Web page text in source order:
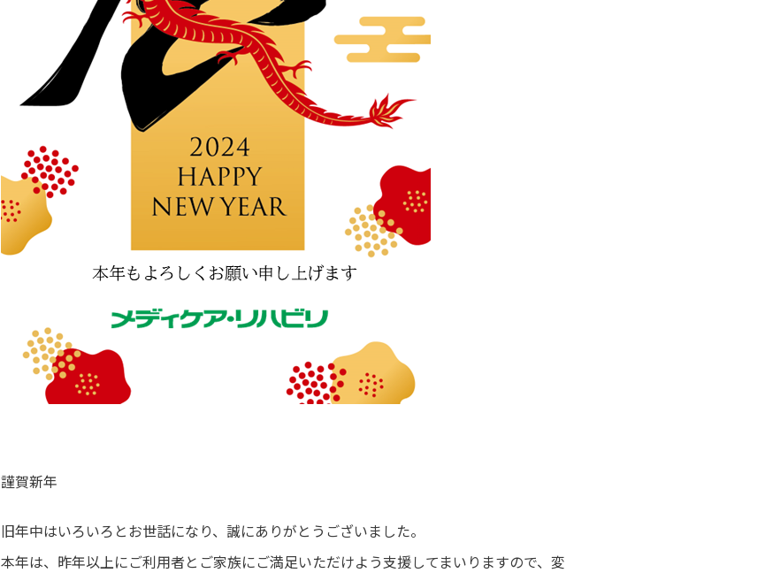
謹賀新年
旧年中はいろいろとお世話になり、誠にありがとうございました。
本年は、昨年以上にご利用者とご家族にご満足いただけよう支援してまいりますので、変